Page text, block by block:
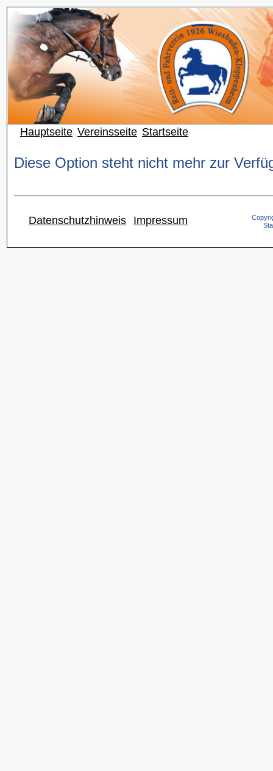
Hauptseite Vereinsseite Startseite
Diese Option steht nicht mehr zur
Datenschutzhinweis Impressum